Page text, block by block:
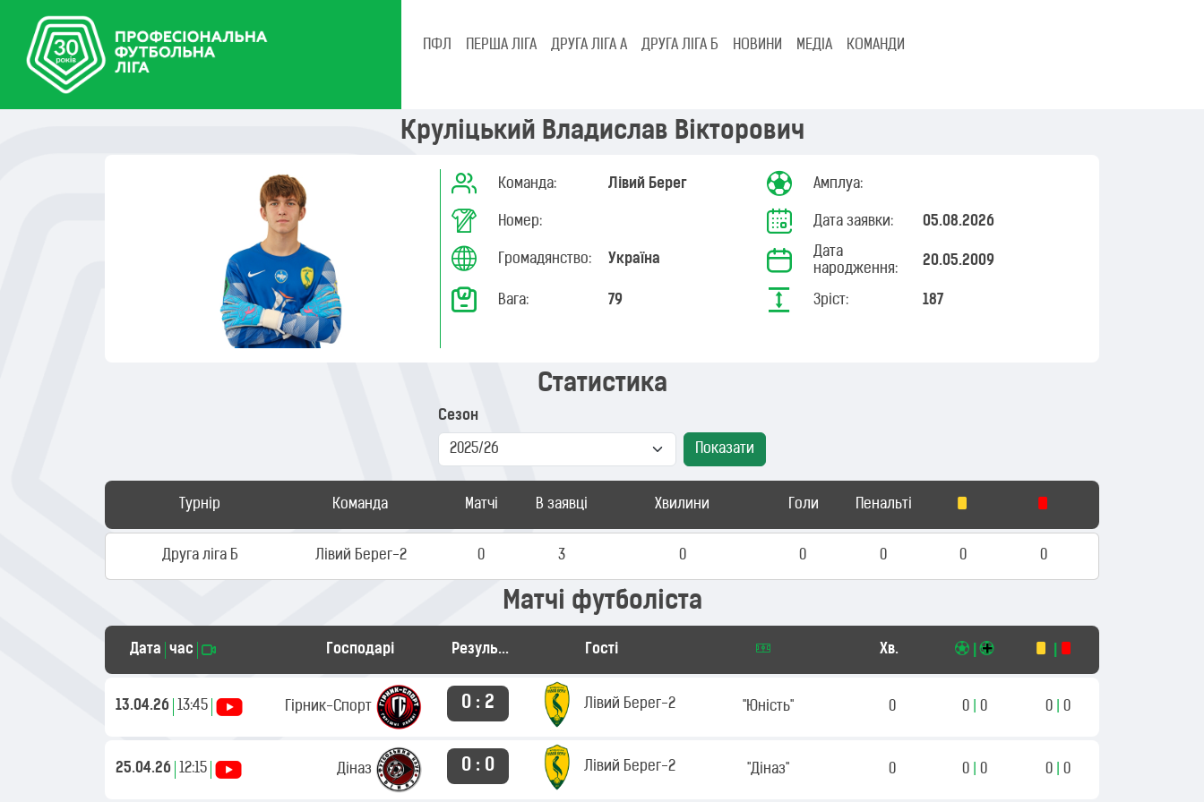
ПФЛ ПЕРША ЛІГА ДРУГА ЛІГА А ДРУГА ЛІГА Б НОВИНИ МЕДІА КОМАНДИ
Круліцький Владислав Вікторович
Команда: Лівий Берег Амплуа:
Номер: Дата заявки: 05.08.2026
Громадянство: Україна
Дата
народження:
20.05.2009
Вага: 79 Зріст: 187
Статистика
Сезон
Показати
Турнір Команда Матчі В заявці Хвилини Голи Пенальті
Друга ліга Б Лівий Берег-2 0 3 0 0 0 0 0
Матчі футболіста
Дата час Господарі Результат Гості Хв.
13.04.26 13:45 Гірник-Cпорт 0 : 2 Лівий Берег-2 "Юність" 0 0 0 0 0
25.04.26 12:15 Діназ 0 : 0 Лівий Берег-2 "Діназ" 0 0 0 0 0